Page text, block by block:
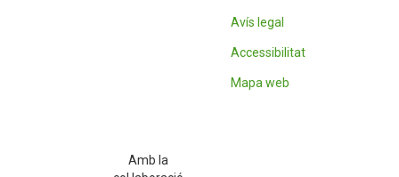
Avís legal
Accessibilitat
Mapa web
Amb la